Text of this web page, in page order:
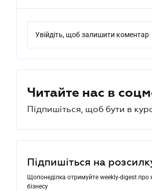
Увійдіть, щоб залишити коментар
Читайте нас в
Підпишіться, щоб бути в
Підпишіться на
Щопонеділка отримуйте weekly-digest про
бізнесу